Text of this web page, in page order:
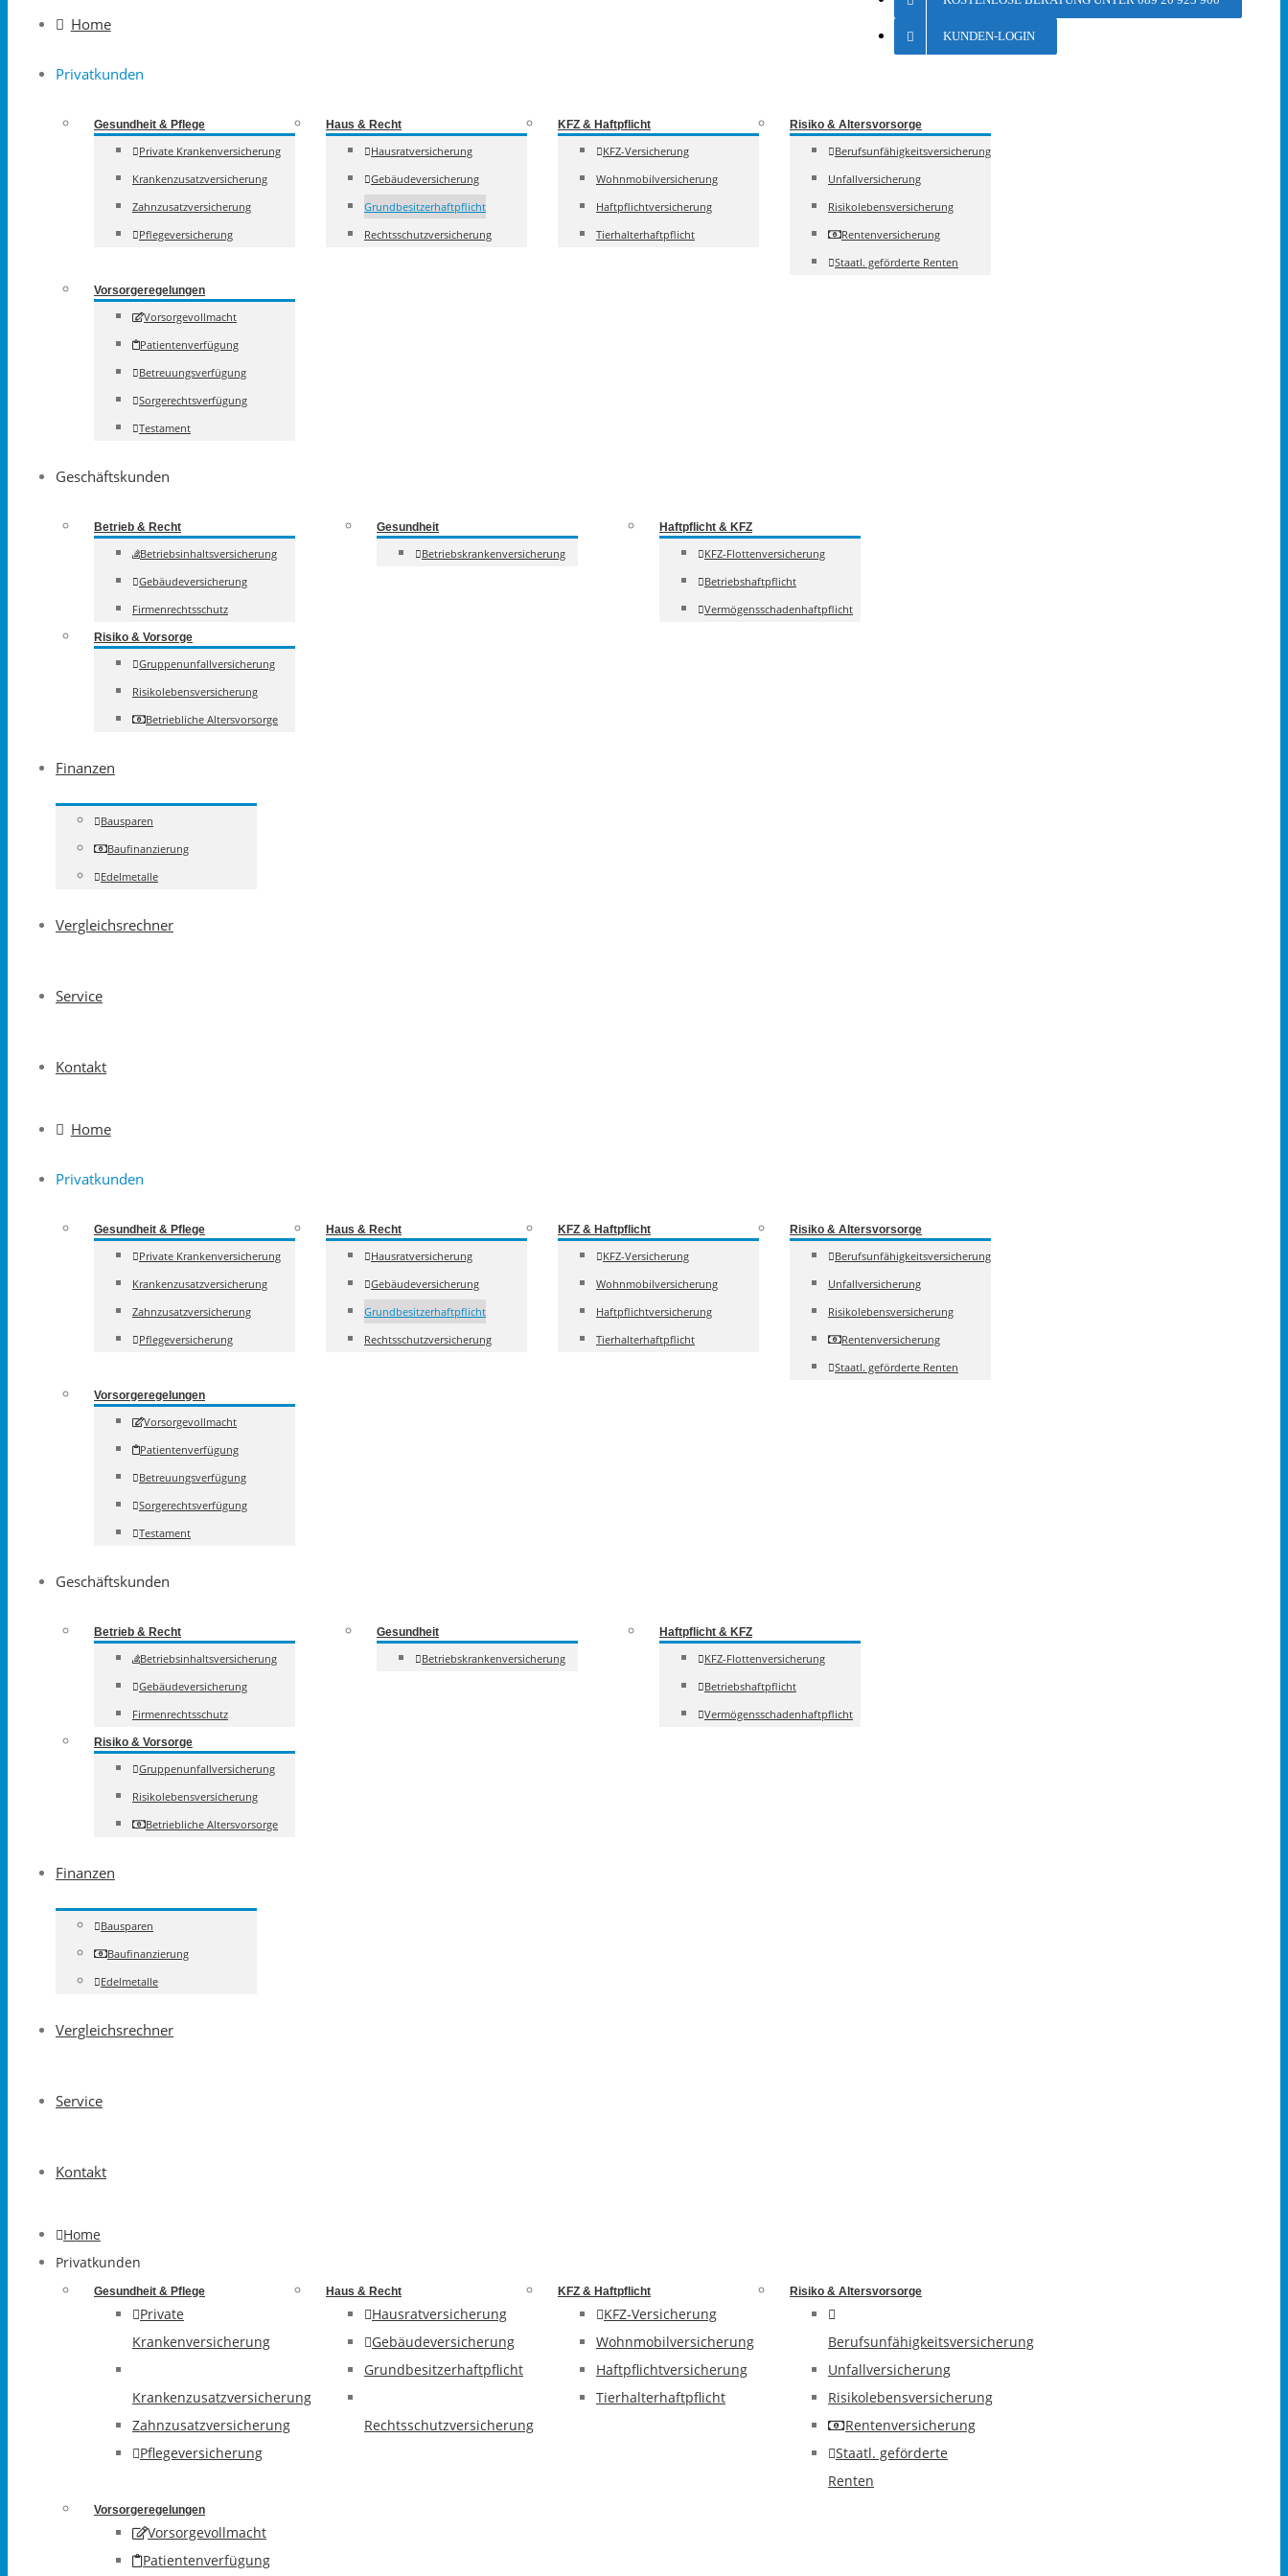
KUNDEN-LOGIN
Home
Privatkunden
Gesundheit & Pflege
Private Krankenversicherung
Krankenzusatzversicherung
Zahnzusatzversicherung
Pflegeversicherung
Haus & Recht
Hausratversicherung
Gebäudeversicherung
Grundbesitzerhaftpflicht
Rechtsschutzversicherung
KFZ & Haftpflicht
KFZ-Versicherung
Wohnmobilversicherung
Haftpflichtversicherung
Tierhalterhaftpflicht
Risiko & Altersvorsorge
Berufsunfähigkeitsversicherung
Unfallversicherung
Risikolebensversicherung
Rentenversicherung
Staatl. geförderte Renten
Vorsorgeregelungen
Vorsorgevollmacht
Patientenverfügung
Betreuungsverfügung
Sorgerechtsverfügung
Testament
Geschäftskunden
Betrieb & Recht
Betriebsinhaltsversicherung
Gebäudeversicherung
Firmenrechtsschutz
Gesundheit
Betriebskrankenversicherung
Haftpflicht & KFZ
KFZ-Flottenversicherung
Betriebshaftpflicht
Vermögensschadenhaftpflicht
Risiko & Vorsorge
Gruppenunfallversicherung
Risikolebensversicherung
Betriebliche Altersvorsorge
Finanzen
Bausparen
Baufinanzierung
Edelmetalle
Vergleichsrechner
Service
Kontakt
Home
Privatkunden
Gesundheit & Pflege
Private Krankenversicherung
Krankenzusatzversicherung
Zahnzusatzversicherung
Pflegeversicherung
Haus & Recht
Hausratversicherung
Gebäudeversicherung
Grundbesitzerhaftpflicht
Rechtsschutzversicherung
KFZ & Haftpflicht
KFZ-Versicherung
Wohnmobilversicherung
Haftpflichtversicherung
Tierhalterhaftpflicht
Risiko & Altersvorsorge
Berufsunfähigkeitsversicherung
Unfallversicherung
Risikolebensversicherung
Rentenversicherung
Staatl. geförderte Renten
Vorsorgeregelungen
Vorsorgevollmacht
Patientenverfügung
Betreuungsverfügung
Sorgerechtsverfügung
Testament
Geschäftskunden
Betrieb & Recht
Betriebsinhaltsversicherung
Gebäudeversicherung
Firmenrechtsschutz
Gesundheit
Betriebskrankenversicherung
Haftpflicht & KFZ
KFZ-Flottenversicherung
Betriebshaftpflicht
Vermögensschadenhaftpflicht
Risiko & Vorsorge
Gruppenunfallversicherung
Risikolebensversicherung
Betriebliche Altersvorsorge
Finanzen
Bausparen
Baufinanzierung
Edelmetalle
Vergleichsrechner
Service
Kontakt
Home
Privatkunden
Gesundheit & Pflege
Private
Krankenversicherung
Krankenzusatzversicherung
Zahnzusatzversicherung
Pflegeversicherung
Haus & Recht
Hausratversicherung
Gebäudeversicherung
Grundbesitzerhaftpflicht
Rechtsschutzversicherung
KFZ & Haftpflicht
KFZ-Versicherung
Wohnmobilversicherung
Haftpflichtversicherung
Tierhalterhaftpflicht
Risiko & Altersvorsorge
Berufsunfähigkeitsversicherung
Unfallversicherung
Risikolebensversicherung
Rentenversicherung
Staatl. geförderte
Renten
Vorsorgeregelungen
Vorsorgevollmacht
Patientenverfügung